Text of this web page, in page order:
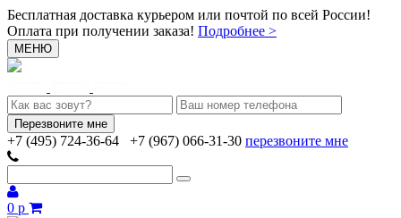
Бесплатная доставка курьером или почтой по всей России!
Оплата при получении заказа! Подробнее >
МЕНЮ
+7 (495) 724-36-64 +7 (967) 066-31-30 перезвоните мне
0 р